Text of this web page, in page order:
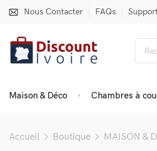
Nous Contacter FAQs
Maison & Déco Chambres à
Accueil Boutique MAISON &